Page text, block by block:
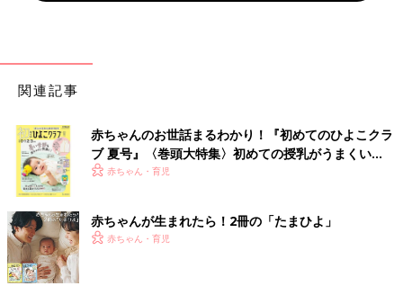
関連記事
赤ちゃんのお世話まるわかり！『初めてのひよこクラ
ブ 夏号』〈巻頭大特集〉初めての授乳がうまくい
く！ おっぱい・ミルクの基本と夏のトラブル 解決テ
赤ちゃん・育児
赤ちゃんが生まれたら！2冊の「たまひよ」
赤ちゃん・育児